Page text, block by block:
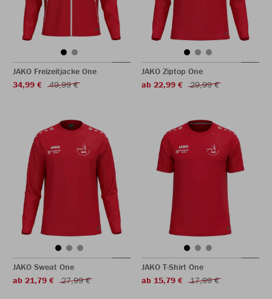
JAKO Freizeitjacke One
34,99 €
49,99 €
JAKO Ziptop One
ab 22,99 €
29,99 €
JAKO Sweat One
ab 21,79 €
27,99 €
JAKO T-Shirt One
ab 15,79 €
17,99 €